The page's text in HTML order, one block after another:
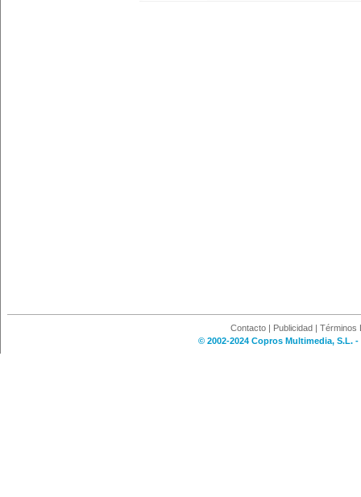
Contacto | Publicidad | Términos
© 2002-2024 Copros Multimedia, S.L.